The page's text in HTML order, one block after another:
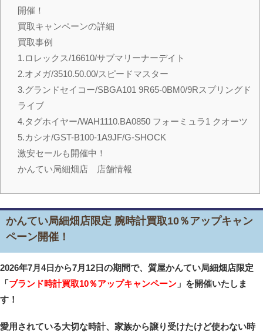
開催！
買取キャンペーンの詳細
買取事例
1.ロレックス/16610/サブマリーナーデイト
2.オメガ/3510.50.00/スピードマスター
3.グランドセイコー/SBGA101 9R65-0BM0/9Rスプリングド
ライブ
4.タグホイヤー/WAH1110.BA0850 フォーミュラ1 クオーツ
5.カシオ/GST-B100-1A9JF/G-SHOCK
激安セールも開催中！
かんてい局細畑店 店舗情報
かんてい局細畑店限定 腕時計買取10％アップキャン
ペーン開催！
2026年7月4日から7月12日の期間で、質屋かんてい局細畑店限定
「ブランド時計買取10％アップキャンペーン 」を開催いたしま
す！
愛用されている大切な時計、家族から譲り受けたけど使わない時